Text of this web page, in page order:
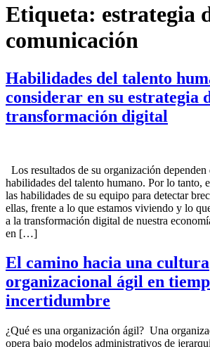
Etiqueta: estrategia
comunicación
Habilidades del talento
considerar en su estrategia
transformación digital
Los resultados de su organización dependen
habilidades del talento humano. Por lo tanto,
las habilidades de su equipo para detectar
ellas, frente a lo que estamos viviendo y lo
a la transformación digital de nuestra
en […]
El camino hacia una cultura
organizacional ágil en
incertidumbre
¿Qué es una organización ágil? Una
opera bajo modelos administrativos de